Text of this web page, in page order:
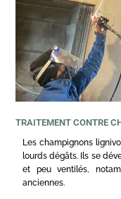
TRAITEMENT CONTRE
Les champignons
lourds dégâts. Ils se
et peu ventilés,
anciennes.